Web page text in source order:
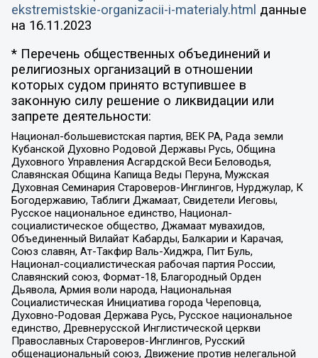
ekstremistskie-organizacii-i-materialy.html данные
на 16.11.2023
* Перечень общественных объединений и
религиозных организаций в отношении
которых судом принято вступившее в
законную силу решение о ликвидации или
запрете деятельности:
Национал-большевистская партия, ВЕК РА, Рада земли
Кубанской Духовно Родовой Державы Русь, Община
Духовного Управления Асгардской Веси Беловодья,
Славянская Община Капища Веды Перуна, Мужская
Духовная Семинария Староверов-Инглингов, Нурджулар, К
Богодержавию, Таблиги Джамаат, Свидетели Иеговы,
Русское национальное единство, Национал-
социалистическое общество, Джамаат мувахидов,
Объединенный Вилайат Кабарды, Балкарии и Карачая,
Союз славян, Ат-Такфир Валь-Хиджра, Пит Буль,
Национал-социалистическая рабочая партия России,
Славянский союз, Формат-18, Благородный Орден
Дьявола, Армия воли народа, Национальная
Социалистическая Инициатива города Череповца,
Духовно-Родовая Держава Русь, Русское национальное
единство, Древнерусской Инглистической церкви
Православных Староверов-Инглингов, Русский
общенациональный союз, Движение против нелегальной